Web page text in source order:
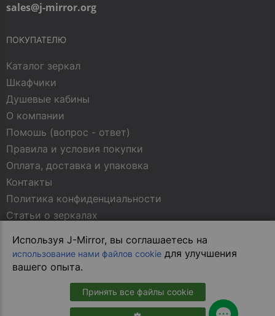
Используя J-Mirror, вы соглашаетесь на
использование нами файлов cookie для улучшения
вашего опыта.
Принять все файлы cookie
sales@j-mirror.org
ПОКУПАТЕЛЮ
Каталог зеркал
Шкафчики
Душевые кабины
О компании
Помошь (вопрос - ответ)
Правила и условия покупки
Оплата, доставка и упаковка
Контакты
Политика конфиденциальности
Статьи о зеркалах
МЫ В СОЦСЕТЯХ
В магазин на сайте